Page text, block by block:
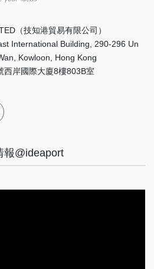
（技知港貿易有限公司）
International Building, 290-296 Un
Kowloon, Hong Kong
西岸國際大廈8樓803B室
報@ideaport